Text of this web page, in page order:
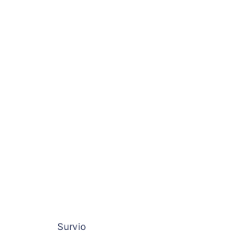
Survio